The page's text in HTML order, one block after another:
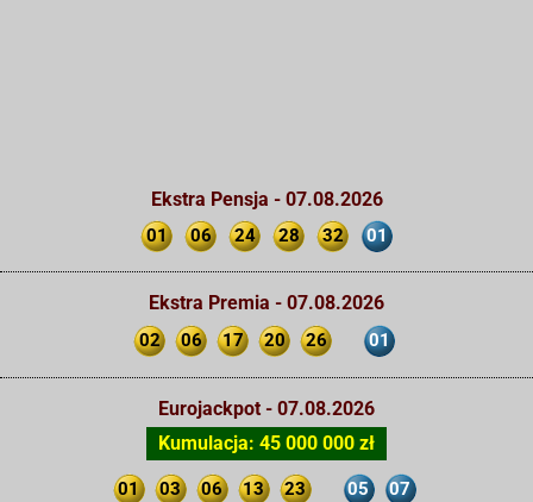
Ekstra Pensja - 07.08.2026
01 06 24 28 32 01
Ekstra Premia - 07.08.2026
02 06 17 20 26 01
Eurojackpot - 07.08.2026
Kumulacja: 45 000 000 zł
01 03 06 13 23 05 07